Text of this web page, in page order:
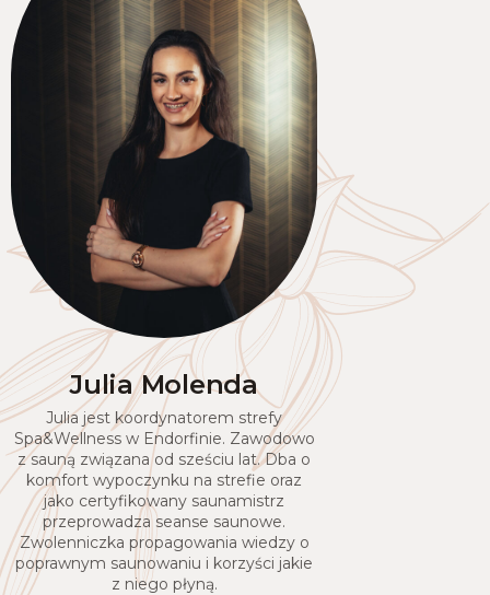
Julia Molenda
Julia jest koordynatorem strefy
Spa&Wellness w Endorfinie. Zawodowo
z sauną związana od sześciu lat. Dba o
komfort wypoczynku na strefie oraz
jako certyfikowany saunamistrz
przeprowadza seanse saunowe.
Zwolenniczka propagowania wiedzy o
poprawnym saunowaniu i korzyści jakie
z niego płyną.